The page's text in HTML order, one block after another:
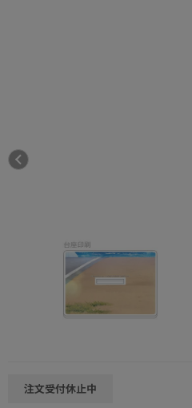
この商品をシェアする
注文受付休止中